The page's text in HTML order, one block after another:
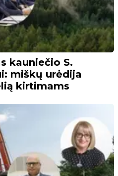
kauniečio S.
miškų urėdija
kirtimams